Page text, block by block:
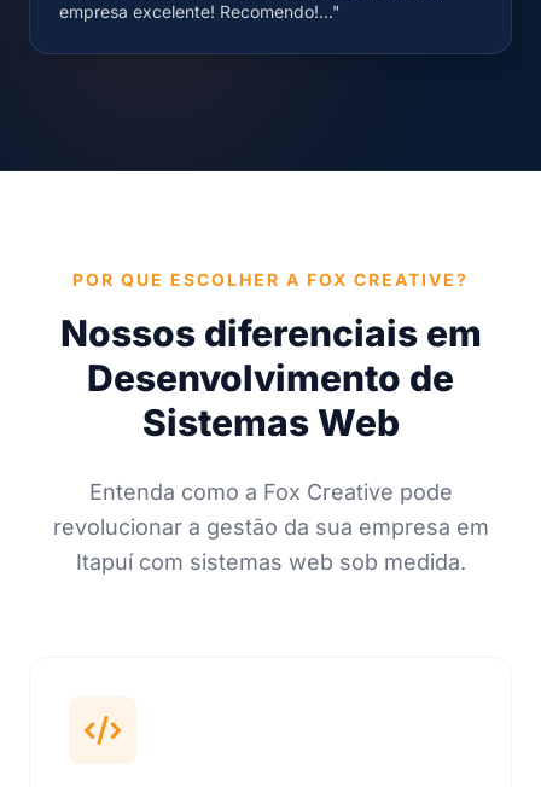
empresa excelente! Recomendo!..."
POR QUE ESCOLHER A FOX CREATIVE?
Nossos diferenciais em
Desenvolvimento de
Sistemas Web
Entenda como a Fox Creative pode
revolucionar a gestão da sua empresa em
Itapuí com sistemas web sob medida.